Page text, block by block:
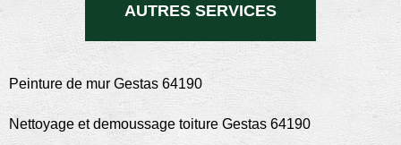
AUTRES SERVICES
Peinture de mur Gestas 64190
Nettoyage et demoussage toiture Gestas 64190